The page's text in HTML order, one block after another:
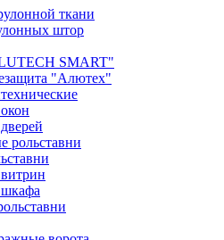
ткани
штор
SMART"
"Алютех"
рольставни
шкафа